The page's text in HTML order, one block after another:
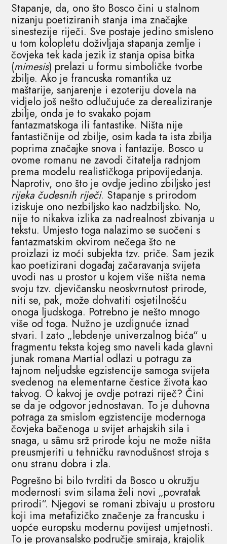
Stapanje, da, ono što Bosco čini u stalnom
nizanju poetiziranih stanja ima značajke
sinestezije riječi. Sve postaje jedino smisleno
u tom kolopletu doživljaja stapanja zemlje i
čovjeka tek kada jezik iz stanja opisa bitka
(mimesis) prelazi u formu simboličke tvorbe
zbilje. Ako je francuska romantika uz
maštarije, sanjarenje i ezoteriju dovela na
vidjelo još nešto odlučujuće za derealiziranje
zbilje, onda je to svakako pojam
fantazmatskoga ili fantastike. Ništa nije
fantastičnije od zbilje, osim kada ta ista zbilja
poprima značajke snova i fantazije. Bosco u
ovome romanu ne zavodi čitatelja radnjom
prema modelu realističkoga pripovijedanja.
Naprotiv, ono što je ovdje jedino zbiljsko jest
rijeka čudesnih riječi. Stapanje s prirodom
iziskuje ono nezbiljsko kao nadzbiljsko. No,
nije to nikakva izlika za nadrealnost zbivanja u
tekstu. Umjesto toga nalazimo se suočeni s
fantazmatskim okvirom nečega što ne
proizlazi iz moći subjekta tzv. priče. Sam jezik
kao poetizirani događaj začaravanja svijeta
uvodi nas u prostor u kojem više ništa nema
svoju tzv. djevičansku neoskvrnutost prirode,
niti se, pak, može dohvatiti osjetilnošću
onoga ljudskoga. Potrebno je nešto mnogo
više od toga. Nužno je uzdignuće iznad
stvari. I zato „lebdenje univerzalnog bića“ u
fragmentu teksta kojeg smo naveli kada glavni
junak romana Martial odlazi u potragu za
tajnom neljudske egzistencije samoga svijeta
svedenog na elementarne čestice života kao
takvog. O kakvoj je ovdje potrazi riječ? Čini
se da je odgovor jednostavan. To je duhovna
potraga za smislom egzistencije modernoga
čovjeka bačenoga u svijet arhajskih sila i
snaga, u sâmu srž prirode koju ne može ništa
preusmjeriti u tehničku ravnodušnost stroja s
onu stranu dobra i zla.
Pogrešno bi bilo tvrditi da Bosco u okružju
modernosti svim silama želi novi „povratak
prirodi“. Njegovi se romani zbivaju u prostoru
koji ima metafizičko značenje za francusku i
uopće europsku modernu povijest umjetnosti.
To je provansalsko područje smiraja, krajolik